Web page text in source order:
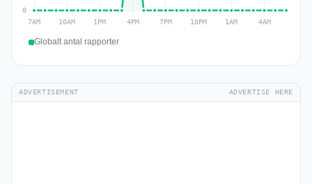
Globalt antal rapporter
ADVERTISEMENT ADVERTISE HERE